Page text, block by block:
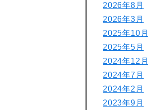
2026年8月
2026年3月
2025年10月
2025年5月
2024年12月
2024年7月
2024年2月
2023年9月